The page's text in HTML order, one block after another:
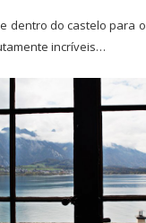
dentro do castelo para o
incríveis…